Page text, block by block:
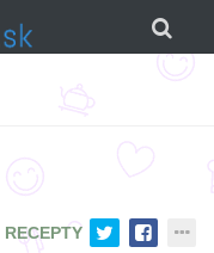
RECEPTY